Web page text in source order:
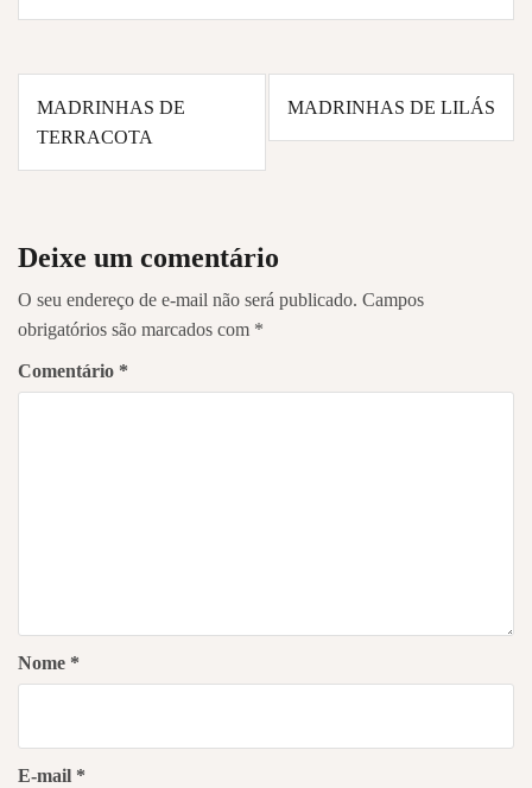
Navegação
de
Post
MADRINHAS DE
TERRACOTA
MADRINHAS DE LILÁS
Deixe um comentário
O seu endereço de e-mail não será publicado. Campos
obrigatórios são marcados com *
Comentário *
Nome *
E-mail *